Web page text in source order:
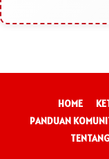
HOME
PANDUAN